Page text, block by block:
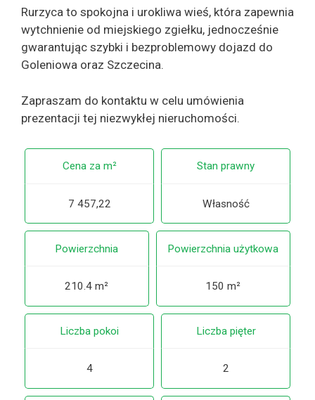
Rurzyca to spokojna i urokliwa wieś, która zapewnia
wytchnienie od miejskiego zgiełku, jednocześnie
gwarantując szybki i bezproblemowy dojazd do
Goleniowa oraz Szczecina.
Zapraszam do kontaktu w celu umówienia
prezentacji tej niezwykłej nieruchomości.
Cena za m²
7 457,22
Stan prawny
Własność
Powierzchnia
210.4 m²
Powierzchnia użytkowa
150 m²
Liczba pokoi
4
Liczba pięter
2